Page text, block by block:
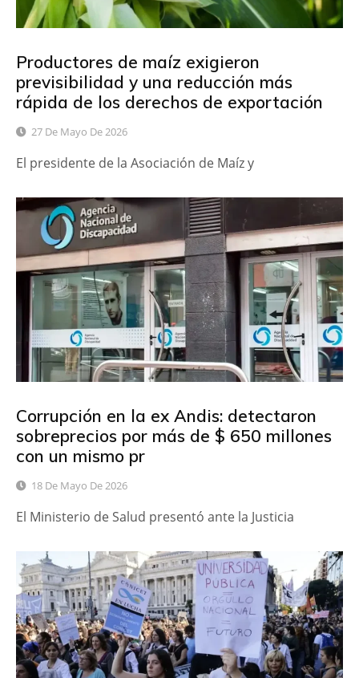
Productores de maíz exigieron
previsibilidad y una reducción más
rápida de los derechos de exportación
27 De Mayo De 2026
El presidente de la Asociación de Maíz y
Corrupción en la ex Andis: detectaron
sobreprecios por más de $ 650 millones
con un mismo pr
18 De Mayo De 2026
El Ministerio de Salud presentó ante la Justicia